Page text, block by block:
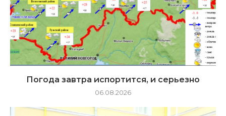
Погода завтра испортится, и серьезно
06.08.2026